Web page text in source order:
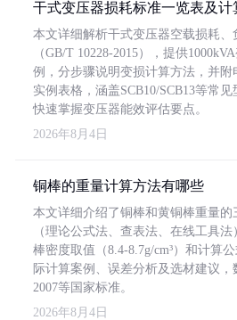
干式变压器损耗标准一览表及计
本文详细解析干式变压器空载损耗
（GB/T 10228-2015），提供
例，分步骤说明变损计算方法，并
实例表格，涵盖SCB10/SCB13等常
快速掌握变压器能效评估要点。
2026年8月4日
铜棒的重量计算方法有哪些
本文详细介绍了铜棒和黄铜棒重量的
（理论公式法、查表法、在线工具
棒密度取值（8.4-8.7g/cm³）和计算
际计算案例、误差分析及选材建议，
2007等国家标准。
2026年8月4日